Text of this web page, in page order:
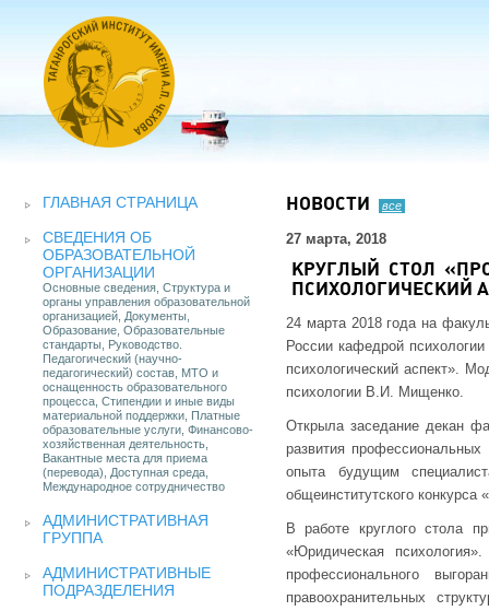
ГЛАВНАЯ СТРАНИЦА
СВЕДЕНИЯ ОБ
ОБРАЗОВАТЕЛЬНОЙ
ОРГАНИЗАЦИИ
Основные сведения, Структура и
органы управления образовательной
организацией, Документы,
Образование, Образовательные
стандарты, Руководство.
Педагогический (научно-
педагогический) состав, МТО и
оснащенность образовательного
процесса, Стипендии и иные виды
материальной поддержки, Платные
образовательные услуги, Финансово-
хозяйственная деятельность,
Вакантные места для приема
(перевода), Доступная среда,
Международное сотрудничество
АДМИНИСТРАТИВНАЯ
ГРУППА
АДМИНИСТРАТИВНЫЕ
ПОДРАЗДЕЛЕНИЯ
НОВОСТИ все
27 марта, 2018
КРУГЛЫЙ СТОЛ
ПСИХОЛОГИЧЕСКИЙ
24 марта 2018 года на
России кафедрой
психологический аспект».
психологии В.И. Мищенко.
Открыла заседание декан
развития профессиональных
опыта будущим
общеинститутского
В работе круглого стола
«Юридическая
профессионального
правоохранительных